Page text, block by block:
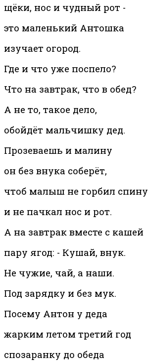
щёки, нос и чудный рот -
это маленький Антошка
изучает огород.
Где и что уже поспело?
Что на завтрак, что в обед?
А не то, такое дело,
обойдёт мальчишку дед.
Прозеваешь и малину
он без внука соберёт,
чтоб малыш не горбил спину
и не пачкал нос и рот.
А на завтрак вместе с кашей
пару ягод: - Кушай, внук.
Не чужие, чай, а наши.
Под зарядку и без мук.
Посему Антон у деда
жарким летом третий год
спозаранку до обеда